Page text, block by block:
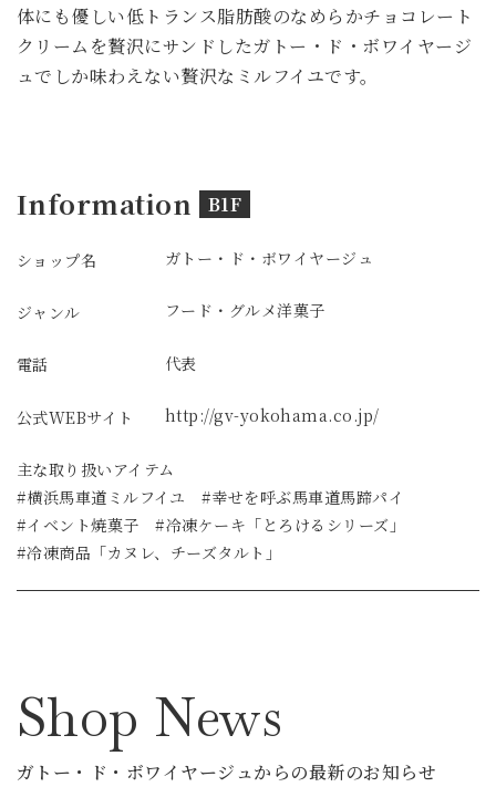
体にも優しい低トランス脂肪酸のなめらかチョコレート
クリームを贅沢にサンドしたガトー・ド・ボワイヤージ
ュでしか味わえない贅沢なミルフイユです。
Information B1F
ショップ名 ガトー・ド・ボワイヤージュ
ジャンル フード・グルメ洋菓子
電話 代表
公式WEBサイト http://gv-yokohama.co.jp/
主な取り扱いアイテム
#横浜馬車道ミルフイユ #幸せを呼ぶ馬車道馬蹄パイ
#イベント焼菓子 #冷凍ケーキ「とろけるシリーズ」
#冷凍商品「カヌレ、チーズタルト」
Shop News
ガトー・ド・ボワイヤージュからの最新のお知らせ